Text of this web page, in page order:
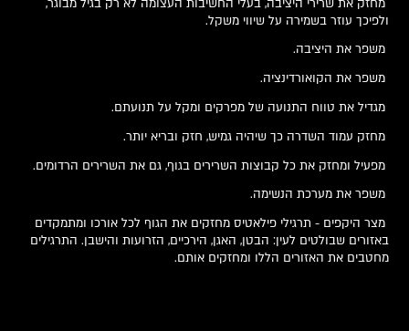
מחזק את שרירי היציבה, בעלי החשיבות העצומה לא רק בגיל מבוגר,
ולפיכך עוזר בשמירה על שיווי משקל.
משפר את היציבה.
משפר את הקואורדינציה.
מגדיל את טווח התנועה של מפרקים ומקל על תנועתם.
מחזק עמוד השדרה כך שיהיה גמיש, חזק ובריא יותר.
מפעיל ומחזק את כל קבוצות השרירים בגוף, גם את השרירים הרדומים.
משפר את מערכת הנשימה.
מצר היקפים - תרגילי פילאטיס מחזקים את הגוף לכל אורכו ומתמקדים
באזורים שבולטים לעין: הבטן, האגן, הירכיים, הזרועות והישבן. התרגילים
מחטבים את האזורים הללו ומחזקים אותם.